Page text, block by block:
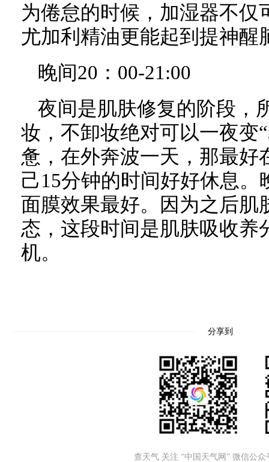
为倦怠的时候，加湿器不仅
尤加利精油更能起到提神醒
晚间20：00-21:00
夜间是肌肤修复的阶段，
妆，不卸妆绝对可以一夜变
惫，在外奔波一天，那最好
己15分钟的时间好好休息
面膜效果最好。因为之后肌
态，这段时间是肌肤吸收养
机。
分享到
查天气 关注 “中国天气网” 微信公众